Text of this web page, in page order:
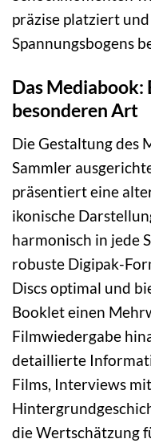
präzise platziert
Spannungsbogens
Das Mediabook:
besonderen Art
Die Gestaltung des
Sammler
präsentiert eine
ikonische
harmonisch in jede
robuste Digipak-
Discs optimal und
Booklet einen
Filmwiedergabe
detaillierte
Films, Interviews
die Wertschätzung